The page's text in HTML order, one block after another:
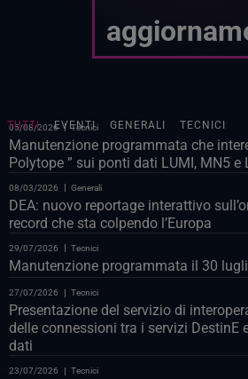
EVENTI GENERALI TECNICI
TUTTI
05/08/2026 Tecnici
Manutenzione programmata che
Polytope ” sui ponti dati LUMI, MN5 e
08/03/2026 Generali
DEA: nuovo reportage interattivo
record che sta colpendo l’Europa
29/07/2026 Tecnici
Manutenzione programmata il 30
27/07/2026 Tecnici
Presentazione del servizio di
delle connessioni tra i servizi DestinE
dati
23/07/2026 Tecnici